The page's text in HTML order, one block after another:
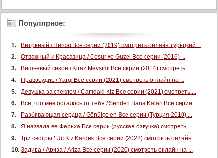
67 серия
68 серия
Популярное:
Ветреный / Hercai Все серии (2019) смотреть онлайн турецкий ...
Отважный и Красавица / Cesur ve Guzel Все серии (2016) ...
Вишневый сезон / Kiraz Mevsimi Все серии (2014) смотреть ...
Правосудие / Yargi Все серии (2021) смотреть онлайн на ...
Девушка за стеклом / Camdaki Kiz Все серии (2021) смотреть ...
Все, что мне осталось от тебя / Senden Bana Kalan Все серии ...
Разбивающая сердца / Gönülçelen Все серии (Турция 2010) ...
Я назвала ее Фериха Все серии (русская озвучка) смотреть ...
Три сестры / Uc Kiz Kardes Все серии (2022) смотреть онлайн ...
Задира / Ариза / Ariza Все серии (2020) смотреть онлайн на ...